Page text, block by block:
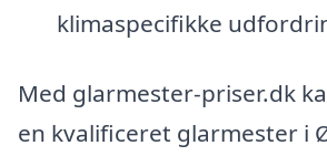
klimaspecifikke
Med glarmester-priser.dk
en kvalificeret glarmester i